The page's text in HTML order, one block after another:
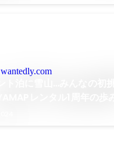
wantedly.com